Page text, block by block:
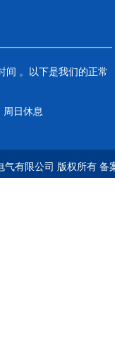
间 。以下是我们的正常
周日休息
气有限公司 版权所有 备